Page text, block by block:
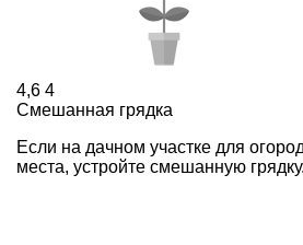
4,6 4
Смешанная грядка
Если на дачном участке для
места, устройте смешанную грядку.